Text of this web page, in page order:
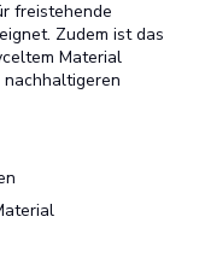
freistehende
Zudem ist das
Material